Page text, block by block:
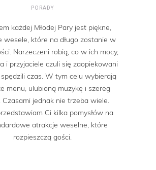
PORADY
każdej Młodej Pary jest piękne,
wesele, które na długo zostanie w
Narzeczeni robią, co w ich mocy,
i przyjaciele czuli się zaopiekowani
czas. W tym celu wybierają
menu, ulubioną muzykę i szereg
Czasami jednak nie trzeba wiele.
Ci kilka pomysłów na
atrakcje weselne, które
rozpieszczą gości.